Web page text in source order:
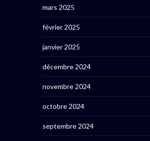
mars 2025
février 2025
janvier 2025
décembre 2024
novembre 2024
octobre 2024
septembre 2024